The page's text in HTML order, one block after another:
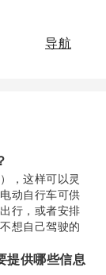
导航
，这样可以灵
动自行车可供
行，或者安排
想自己驾驶的
提供哪些信息